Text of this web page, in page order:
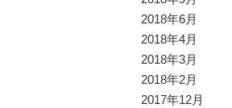
2018年6月
2018年4月
2018年3月
2018年2月
2017年12月